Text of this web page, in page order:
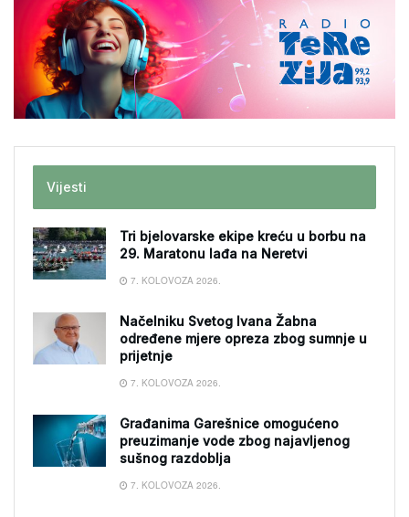
Vijesti
Tri bjelovarske ekipe kreću u borbu na
29. Maratonu lađa na Neretvi
7. KOLOVOZA 2026.
Načelniku Svetog Ivana Žabna
određene mjere opreza zbog sumnje u
prijetnje
7. KOLOVOZA 2026.
Građanima Garešnice omogućeno
preuzimanje vode zbog najavljenog
sušnog razdoblja
7. KOLOVOZA 2026.